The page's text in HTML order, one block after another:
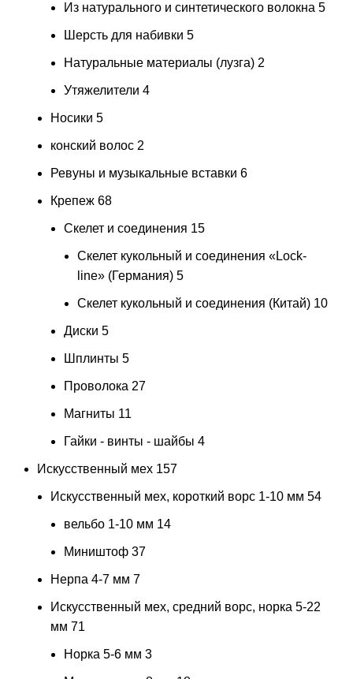
Из натурального и синтетического волокна 5
Шерсть для набивки 5
Натуральные материалы (лузга) 2
Утяжелители 4
Носики 5
конский волос 2
Ревуны и музыкальные вставки 6
Крепеж 68
Скелет и соединения 15
Скелет кукольный и соединения «Lock-
line» (Германия) 5
Скелет кукольный и соединения (Китай) 10
Диски 5
Шплинты 5
Проволока 27
Магниты 11
Гайки - винты - шайбы 4
Искусственный мех 157
Искусственный мех, короткий ворс 1-10 мм 54
вельбо 1-10 мм 14
Миништоф 37
Нерпа 4-7 мм 7
Искусственный мех, средний ворс, норка 5-22
мм 71
Норка 5-6 мм 3